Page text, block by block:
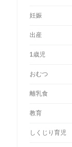
妊娠
出産
1歳児
おむつ
離乳食
教育
しくじり育児